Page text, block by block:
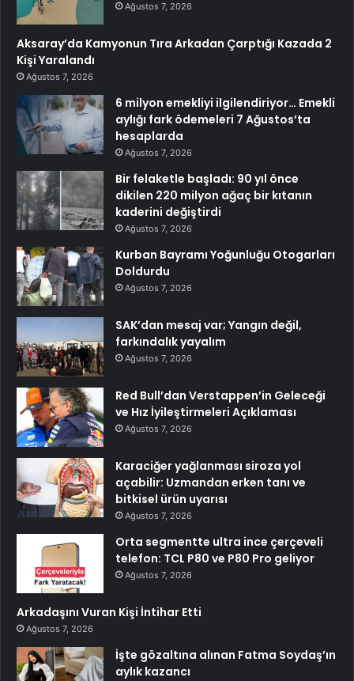
Ağustos 7, 2026
Aksaray’da Kamyonun Tıra Arkadan Çarptığı Kazada 2
Kişi Yaralandı
Ağustos 7, 2026
6 milyon emekliyi ilgilendiriyor… Emekli
aylığı fark ödemeleri 7 Ağustos’ta
hesaplarda
Ağustos 7, 2026
Bir felaketle başladı: 90 yıl önce
dikilen 220 milyon ağaç bir kıtanın
kaderini değiştirdi
Ağustos 7, 2026
Kurban Bayramı Yoğunluğu Otogarları
Doldurdu
Ağustos 7, 2026
SAK’dan mesaj var; Yangın değil,
farkındalık yayalım
Ağustos 7, 2026
Red Bull’dan Verstappen’in Geleceği
ve Hız İyileştirmeleri Açıklaması
Ağustos 7, 2026
Karaciğer yağlanması siroza yol
açabilir: Uzmandan erken tanı ve
bitkisel ürün uyarısı
Ağustos 7, 2026
Orta segmentte ultra ince çerçeveli
telefon: TCL P80 ve P80 Pro geliyor
Ağustos 7, 2026
Arkadaşını Vuran Kişi İntihar Etti
Ağustos 7, 2026
İşte gözaltına alınan Fatma Soydaş’ın
aylık kazancı